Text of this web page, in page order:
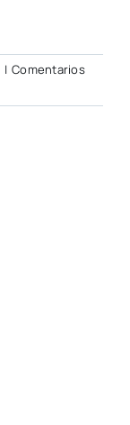
| Comentarios